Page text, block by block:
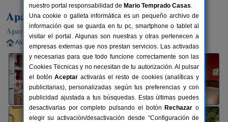
Apartamentos Rurales Arbequina
Apartamentos Rurales en Casas del Monte (Cáceres)
Alquiler completo 100 km de Cáceres
nuestro portal responsabilidad de Mario Temprado Casas.
Una cookie o galleta informática es un pequeño archivo de
información que se guarda en tu pc, smartphone o tablet al
visitar el portal. Algunas son nuestras y otras pertenecen a
empresas externas que nos prestan servicios. Las activadas
y necesarias para que todo funcione correctamente son las
Cookies Técnicas y no necesitan de tu autorización. Al pulsar
el botónAceptar activarás el resto de cookies (analíticas y
publicitarias), personalizadas según tus preferencias y con
publicidad ajustada a tus búsquedas. Estas últimas puedes
desactivarlas por completo pulsando el botón Rechazar o
elegir su activación/desactivación desde “Configuración de